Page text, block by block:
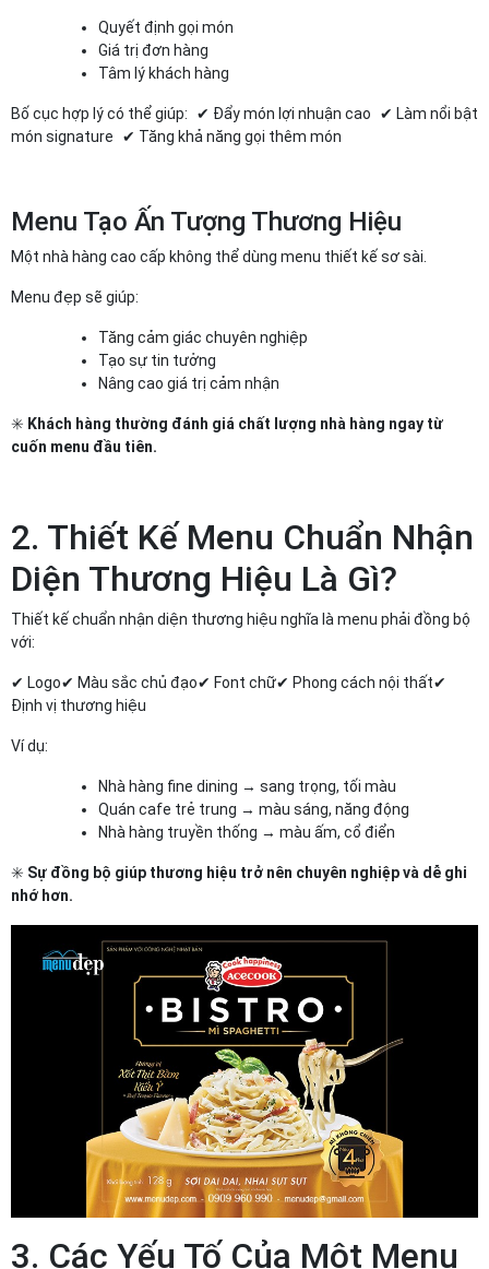
Quyết định gọi món
Giá trị đơn hàng
Tâm lý khách hàng
Bố cục hợp lý có thể giúp: ✔ Đẩy món lợi nhuận cao ✔ Làm nổi bật
món signature ✔ Tăng khả năng gọi thêm món
Menu Tạo Ấn Tượng Thương Hiệu
Một nhà hàng cao cấp không thể dùng menu thiết kế sơ sài.
Menu đẹp sẽ giúp:
Tăng cảm giác chuyên nghiệp
Tạo sự tin tưởng
Nâng cao giá trị cảm nhận
✳️ Khách hàng thường đánh giá chất lượng nhà hàng ngay từ
cuốn menu đầu tiên.
2. Thiết Kế Menu Chuẩn Nhận
Diện Thương Hiệu Là Gì?
Thiết kế chuẩn nhận diện thương hiệu nghĩa là menu phải đồng bộ
với:
✔ Logo ✔ Màu sắc chủ đạo ✔ Font chữ ✔ Phong cách nội thất ✔
Định vị thương hiệu
Ví dụ:
Nhà hàng fine dining → sang trọng, tối màu
Quán cafe trẻ trung → màu sáng, năng động
Nhà hàng truyền thống → màu ấm, cổ điển
✳️ Sự đồng bộ giúp thương hiệu trở nên chuyên nghiệp và dễ ghi
nhớ hơn.
3. Các Yếu Tố Của Một Menu